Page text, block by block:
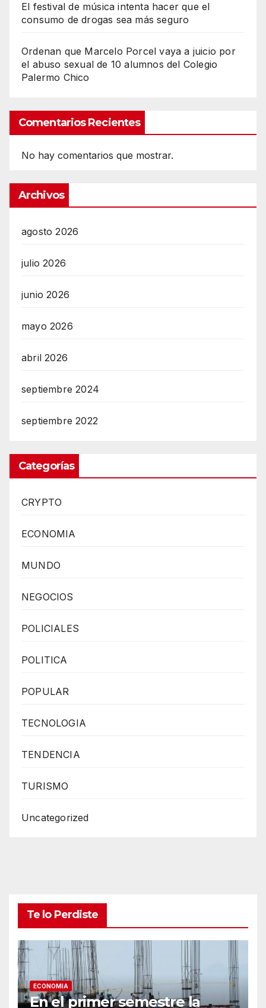
El festival de música intenta hacer que el
consumo de drogas sea más seguro
Ordenan que Marcelo Porcel vaya a juicio por
el abuso sexual de 10 alumnos del Colegio
Palermo Chico
Comentarios Recientes
No hay comentarios que mostrar.
Archivos
agosto 2026
julio 2026
junio 2026
mayo 2026
abril 2026
septiembre 2024
septiembre 2022
Categorías
CRYPTO
ECONOMIA
MUNDO
NEGOCIOS
POLICIALES
POLITICA
POPULAR
TECNOLOGIA
TENDENCIA
TURISMO
Uncategorized
Te lo Perdiste
ECONOMIA
En el primer semestre la